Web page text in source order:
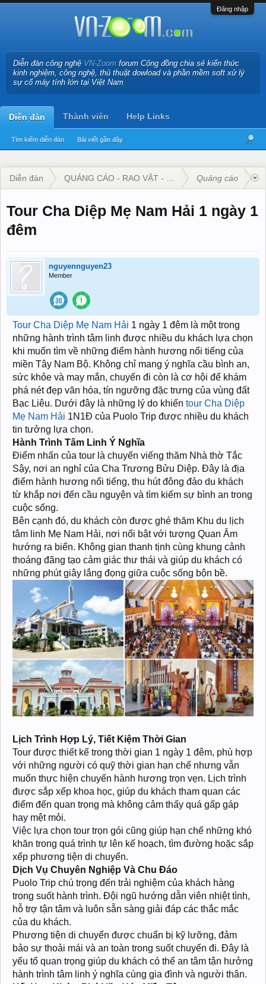
Đăng nhập
Diễn đàn công nghệ VN-Zoom forum Cộng đồng chia sẻ kiến thức
kinh nghiệm, công nghệ, thủ thuật dowload và phần mềm soft xử lý
sự cố máy tính lớn tại Việt Nam
Diễn đàn
Tìm kiếm diễn đàn Bài viết gần đây
Thành viên Help Links
Diễn đàn QUẢNG CÁO - RAO VẶT - KINH DOANHQuảng cáo
Tour Cha Diệp Mẹ Nam Hải 1 ngày 1
đêm
nguyennguyen23
Member
Tour Cha Diệp Mẹ Nam Hải 1 ngày 1 đêm là một trong
những hành trình tâm linh được nhiều du khách lựa chọn
khi muốn tìm về những điểm hành hương nổi tiếng của
miền Tây Nam Bộ. Không chỉ mang ý nghĩa cầu bình an,
sức khỏe và may mắn, chuyến đi còn là cơ hội để khám
phá nét đẹp văn hóa, tín ngưỡng đặc trưng của vùng đất
Bạc Liêu. Dưới đây là những lý do khiến tour Cha Diệp
Mẹ Nam Hải 1N1Đ của Puolo Trip được nhiều du khách
tin tưởng lựa chọn.
Hành Trình Tâm Linh Ý Nghĩa
Điểm nhấn của tour là chuyến viếng thăm Nhà thờ Tắc
Sậy, nơi an nghỉ của Cha Trương Bửu Diệp. Đây là địa
điểm hành hương nổi tiếng, thu hút đông đảo du khách
từ khắp nơi đến cầu nguyện và tìm kiếm sự bình an trong
cuộc sống.
Bên cạnh đó, du khách còn được ghé thăm Khu du lịch
tâm linh Mẹ Nam Hải, nơi nổi bật với tượng Quan Âm
hướng ra biển. Không gian thanh tịnh cùng khung cảnh
thoáng đãng tạo cảm giác thư thái và giúp du khách có
những phút giây lắng đọng giữa cuộc sống bộn bề.
Lịch Trình Hợp Lý, Tiết Kiệm Thời Gian
Tour được thiết kế trong thời gian 1 ngày 1 đêm, phù hợp
với những người có quỹ thời gian hạn chế nhưng vẫn
muốn thực hiện chuyến hành hương trọn vẹn. Lịch trình
được sắp xếp khoa học, giúp du khách tham quan các
điểm đến quan trọng mà không cảm thấy quá gấp gáp
hay mệt mỏi.
Việc lựa chọn tour trọn gói cũng giúp hạn chế những khó
khăn trong quá trình tự lên kế hoạch, tìm đường hoặc sắp
xếp phương tiện di chuyển.
Dịch Vụ Chuyên Nghiệp Và Chu Đáo
Puolo Trip chú trọng đến trải nghiệm của khách hàng
trong suốt hành trình. Đội ngũ hướng dẫn viên nhiệt tình,
hỗ trợ tận tâm và luôn sẵn sàng giải đáp các thắc mắc
của du khách.
Phương tiện di chuyển được chuẩn bị kỹ lưỡng, đảm
bảo sự thoải mái và an toàn trong suốt chuyến đi. Đây là
yếu tố quan trọng giúp du khách có thể an tâm tận hưởng
hành trình tâm linh ý nghĩa cùng gia đình và người thân.